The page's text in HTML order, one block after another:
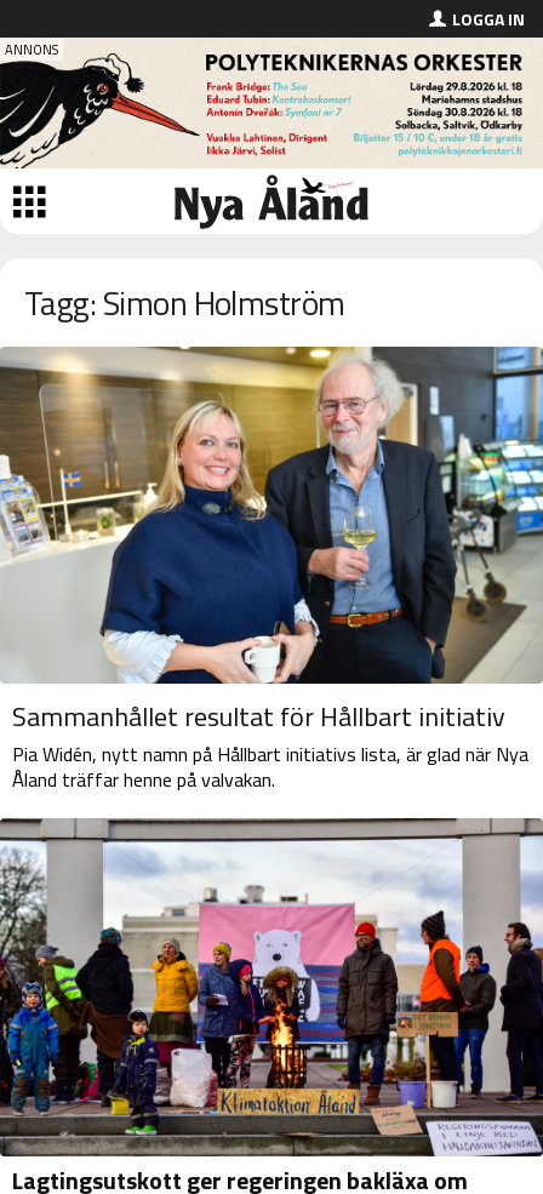
LOGGA IN
Tagg: Simon Holmström
Sammanhållet resultat för Hållbart initiativ
Pia Widén, nytt namn på Hållbart initiativs lista, är glad när Nya
Åland träffar henne på valvakan.
Lagtingsutskott ger regeringen bakläxa om